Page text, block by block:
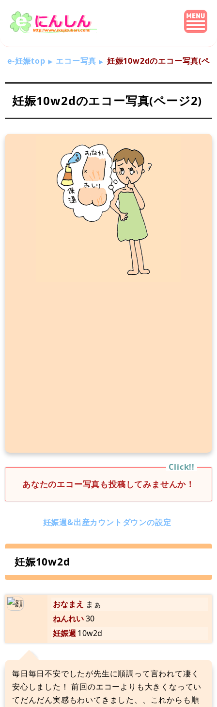
e-妊娠top エコー写真 妊娠10w2dのエコー写真(ペ
妊娠10w2dのエコー写真(ページ2)
あなたのエコー写真も投稿してみませんか！
妊娠週&出産カウントダウンの設定
妊娠10w2d
おなまえ まぁ
ねんれい30
妊娠週10w2d
毎日毎日不安でしたが先生に順調って言われて凄く
安心しました！ 前回のエコーよりも大きくなってい
てだんだん実感もわいてきました、、これからも順